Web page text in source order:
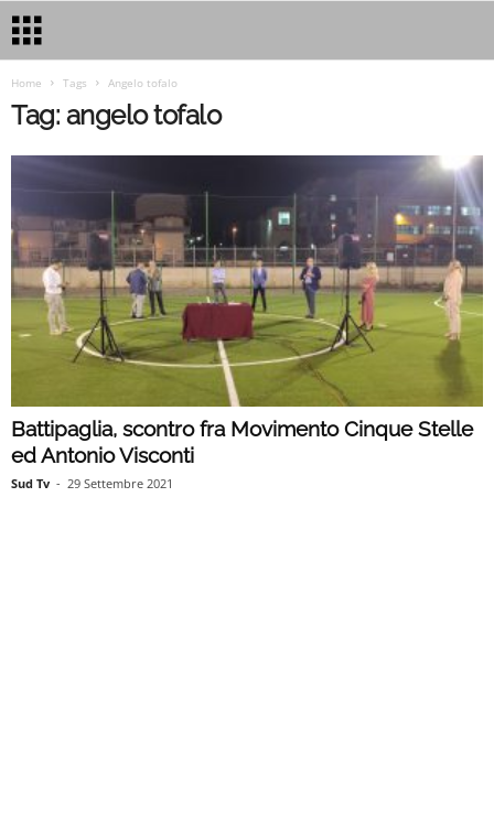
Home Tags Angelo tofalo
Tag: angelo tofalo
Battipaglia, scontro fra Movimento Cinque Stelle
ed Antonio Visconti
Sud Tv - 29 Settembre 2021